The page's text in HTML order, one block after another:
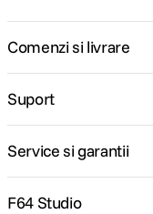
Comenzi si livrare
Suport
Service si garantii
F64 Studio